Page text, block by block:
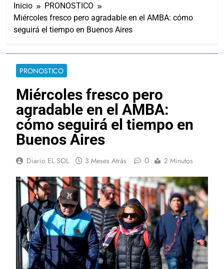
Inicio
PRONOSTICO
Miércoles fresco pero agradable en el AMBA: cómo
seguirá el tiempo en Buenos Aires
PRONOSTICO
Miércoles fresco pero
agradable en el AMBA:
cómo seguirá el tiempo en
Buenos Aires
Diario EL SOL 3 Meses Atrás 0 2 Minutos